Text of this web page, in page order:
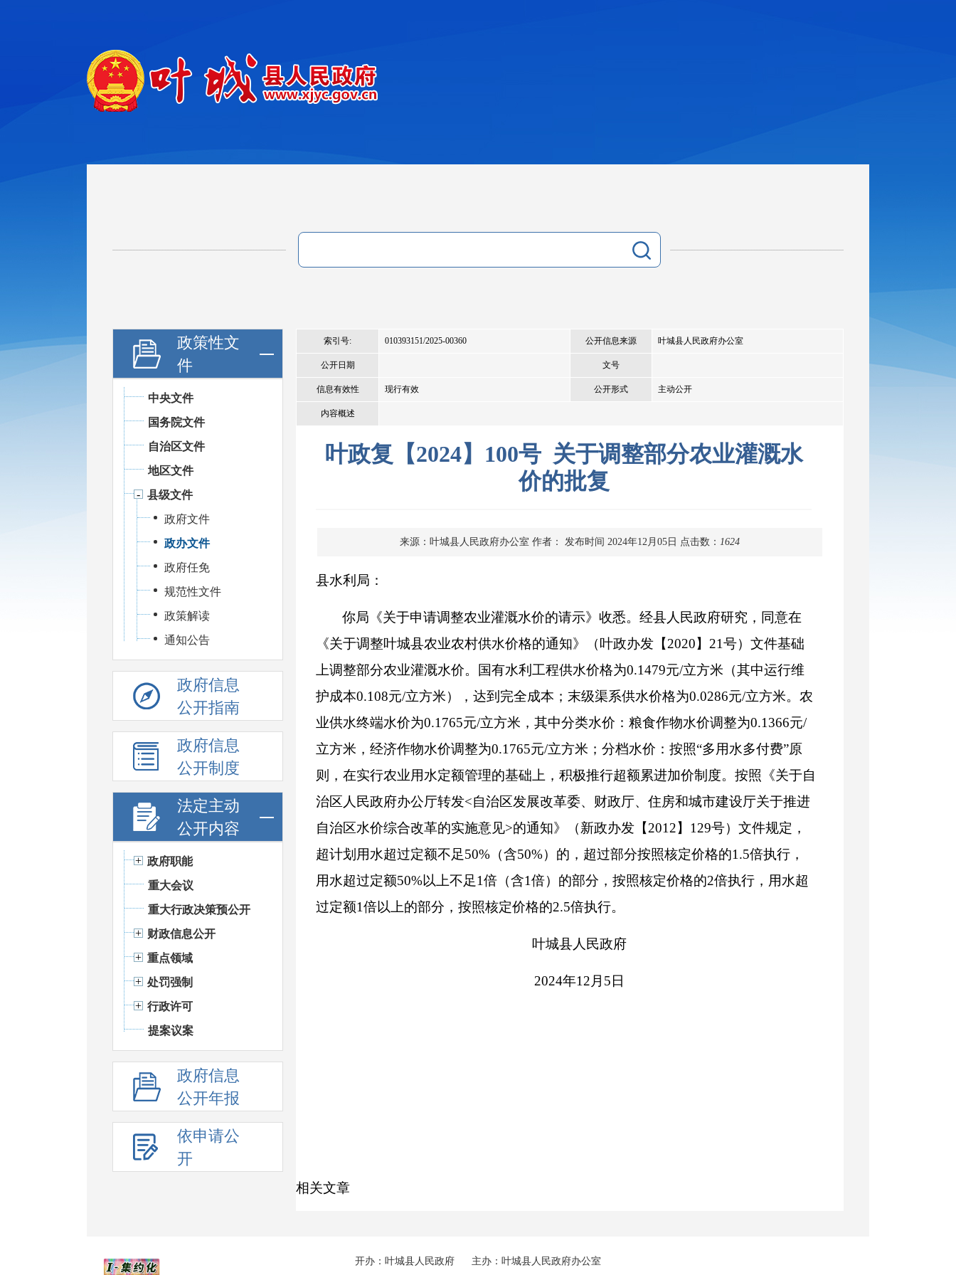
政策性文
件
中央文件
国务院文件
自治区文件
地区文件
县级文件
政府文件
政办文件
政府任免
规范性文件
政策解读
通知公告
政府信息
公开指南
政府信息
公开制度
法定主动
公开内容
政府职能
重大会议
重大行政决策预公开
财政信息公开
重点领域
处罚强制
行政许可
提案议案
政府信息
公开年报
依申请公
开
索引号: 010393151/2025-00360 公开信息来源 叶城县人民政府办公室
公开日期 文号
信息有效性 现行有效 公开形式 主动公开
内容概述
叶政复【2024】100号 关于调整部分农业灌溉水
价的批复
来源：叶城县人民政府办公室 作者： 发布时间 2024年12月05日 点击数： 1624
县水利局：
你局《关于申请调整农业灌溉水价的请示》收悉。经县人民政府研究，同意在
《关于调整叶城县农业农村供水价格的通知》（叶政办发【2020】21号）文件基础
上调整部分农业灌溉水价。国有水利工程供水价格为0.1479元/立方米（其中运行维
护成本0.108元/立方米），达到完全成本；末级渠系供水价格为0.0286元/立方米。农
业供水终端水价为0.1765元/立方米，其中分类水价：粮食作物水价调整为0.1366元/
立方米，经济作物水价调整为0.1765元/立方米；分档水价：按照“多用水多付费”原
则，在实行农业用水定额管理的基础上，积极推行超额累进加价制度。按照《关于自
治区人民政府办公厅转发<自治区发展改革委、财政厅、住房和城市建设厅关于推进
自治区水价综合改革的实施意见>的通知》（新政办发【2012】129号）文件规定，
超计划用水超过定额不足50%（含50%）的，超过部分按照核定价格的1.5倍执行，
用水超过定额50%以上不足1倍（含1倍）的部分，按照核定价格的2倍执行，用水超
过定额1倍以上的部分，按照核定价格的2.5倍执行。
叶城县人民政府
2024年12月5日
相关文章
开办：叶城县人民政府 主办：叶城县人民政府办公室